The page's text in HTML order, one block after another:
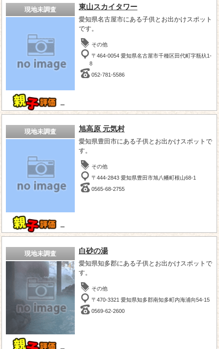
現地未調査
－
東山スカイタワー
愛知県名古屋市にある子供とお出かけスポット
です。
その他
〒464-0054 愛知県名古屋市千種区田代町字瓶杁1-
8
052-781-5586
現地未調査
－
旭高原 元気村
愛知県豊田市にある子供とお出かけスポットで
す。
その他
〒444-2843 愛知県豊田市旭八幡町根山68-1
0565-68-2755
現地未調査 白砂の湯
愛知県知多郡にある子供とお出かけスポットで
す。
その他
〒470-3321 愛知県知多郡南知多町内海浦向54-15
0569-62-2600